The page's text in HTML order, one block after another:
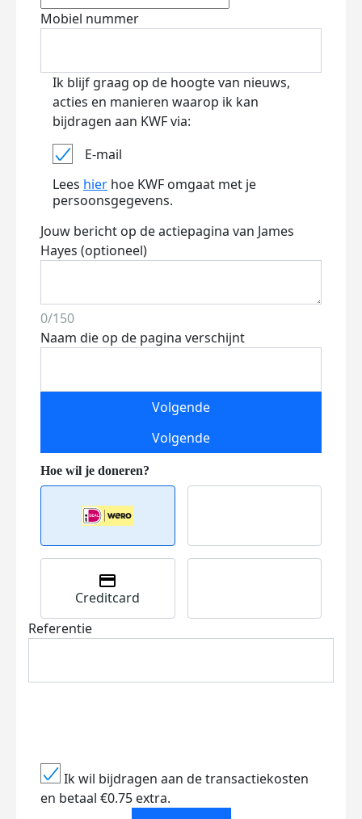
Mobiel nummer
Ik blijf graag op de hoogte van nieuws,
acties en manieren waarop ik kan
bijdragen aan KWF via:
E-mail
Lees hier hoe KWF omgaat met je
persoonsgegevens.
Jouw bericht op de actiepagina van James
Hayes (optioneel)
0/150
Naam die op de pagina verschijnt
Volgende
Volgende
Creditcard
Referentie
Ik wil bijdragen aan de transactiekosten
en betaal €0.75 extra.